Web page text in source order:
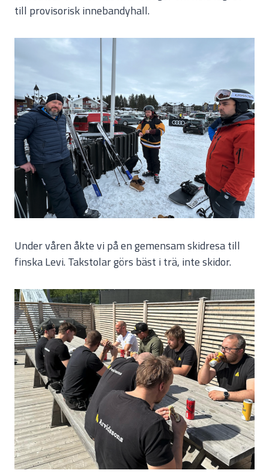
till provisorisk innebandyhall.
Under våren åkte vi på en gemensam skidresa till
finska Levi. Takstolar görs bäst i trä, inte skidor.